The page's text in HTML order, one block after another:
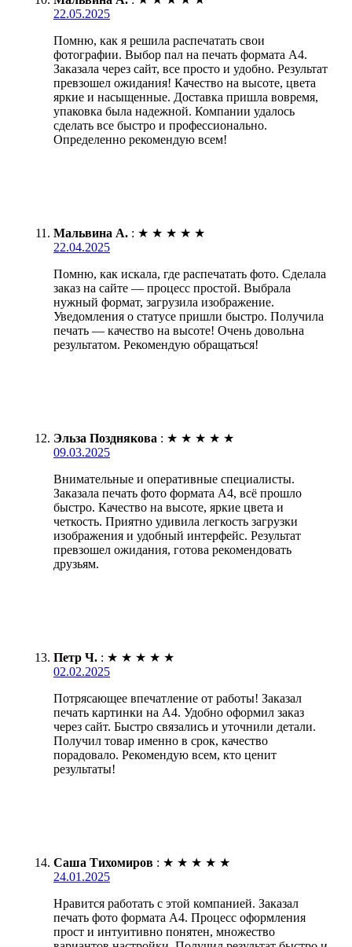
22.05.2025
Помню, как я решила распечатать свои
фотографии. Выбор пал на печать формата А4.
Заказала через сайт, все просто и удобно. Результат
превзошел ожидания! Качество на высоте, цвета
яркие и насыщенные. Доставка пришла вовремя,
упаковка была надежной. Компании удалось
сделать все быстро и профессионально.
Определенно рекомендую всем!
Мальвина А. : ★ ★ ★ ★ ★
22.04.2025
Помню, как искала, где распечатать фото. Сделала
заказ на сайте — процесс простой. Выбрала
нужный формат, загрузила изображение.
Уведомления о статусе пришли быстро. Получила
печать — качество на высоте! Очень довольна
результатом. Рекомендую обращаться!
Эльза Позднякова : ★ ★ ★ ★ ★
09.03.2025
Внимательные и оперативные специалисты.
Заказала печать фото формата А4, всё прошло
быстро. Качество на высоте, яркие цвета и
четкость. Приятно удивила легкость загрузки
изображения и удобный интерфейс. Результат
превзошел ожидания, готова рекомендовать
друзьям.
Петр Ч. : ★ ★ ★ ★ ★
02.02.2025
Потрясающее впечатление от работы! Заказал
печать картинки на А4. Удобно оформил заказ
через сайт. Быстро связались и уточнили детали.
Получил товар именно в срок, качество
порадовало. Рекомендую всем, кто ценит
результаты!
Саша Тихомиров : ★ ★ ★ ★ ★
24.01.2025
Нравится работать с этой компанией. Заказал
печать фото формата А4. Процесс оформления
прост и интуитивно понятен, множество